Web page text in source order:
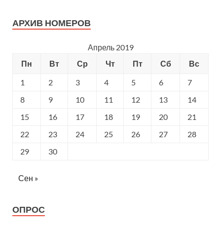
АРХИВ НОМЕРОВ
Апрель 2019
Пн
Вт Ср Чт Пт Сб
Вс
1
2 3 4 5 6
7
8
9 10 11 12 13
14
15
16 17 18 19 20
21
22
23 24 25 26 27
28
29
30
Сен »
ОПРОС